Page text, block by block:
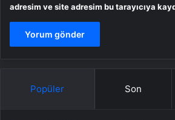
adresim ve site adresim bu tarayıcıya
Popüler Son